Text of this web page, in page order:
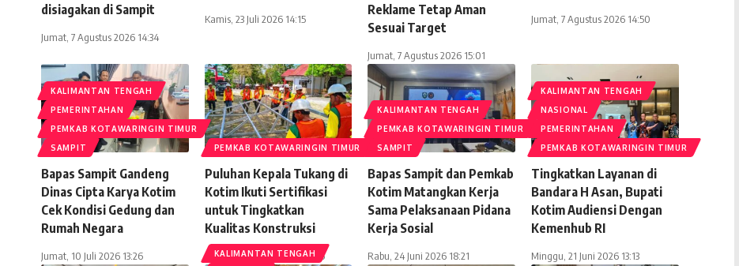
disiagakan di Sampit
Jumat, 7 Agustus 2026 14:34
Kamis, 23 Juli 2026 14:15
Reklame Tetap Aman
Sesuai Target
Jumat, 7 Agustus 2026 15:01
Jumat, 7 Agustus 2026 14:50
KALIMANTAN TENGAH
PEMERINTAHAN
PEMKAB KOTAWARINGIN TIMUR
SAMPIT
Bapas Sampit Gandeng
Dinas Cipta Karya Kotim
Cek Kondisi Gedung dan
Rumah Negara
Jumat, 10 Juli 2026 13:26
PEMKAB KOTAWARINGIN TIMUR
Puluhan Kepala Tukang di
Kotim Ikuti Sertifikasi
untuk Tingkatkan
Kualitas Konstruksi
Jumat, 7 Agustus 2026 09:35
KALIMANTAN TENGAH
PEMKAB KOTAWARINGIN TIMUR
SAMPIT
Bapas Sampit dan Pemkab
Kotim Matangkan Kerja
Sama Pelaksanaan Pidana
Kerja Sosial
Rabu, 24 Juni 2026 18:21
KALIMANTAN TENGAH
NASIONAL
PEMERINTAHAN
PEMKAB KOTAWARINGIN TIMUR
Tingkatkan Layanan di
Bandara H Asan, Bupati
Kotim Audiensi Dengan
Kemenhub RI
Minggu, 21 Juni 2026 13:13
KALIMANTAN TENGAH